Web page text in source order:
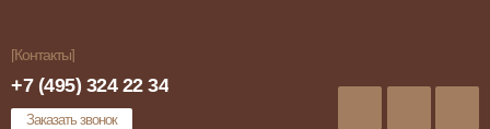
+7 (495) 324 22 34
[Контакты]
Заказать звонок